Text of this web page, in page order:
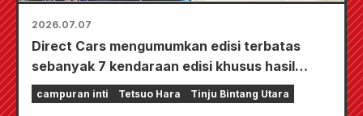
2026.07.07
Direct Cars mengumumkan edisi terbatas
sebanyak 7 kendaraan edisi khusus hasil
kolaborasi dengan anime "Fist of the North
Star" di Tokyo Camping Car Show 2026.
campuran inti Tetsuo Hara Tinju Bintang Utara